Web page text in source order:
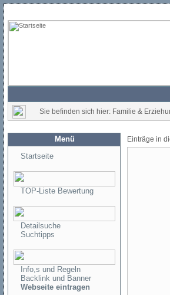
Sie befinden sich hier: Familie &
Menü
Startseite
TOP-Liste Bewertung
Detailsuche
Suchtipps
Info,s und Regeln
Backlink und Banner
Webseite eintragen
Einträge in